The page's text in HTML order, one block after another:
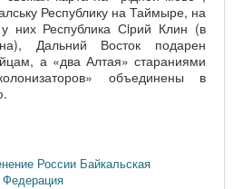
Республику на Таймыре, на
них Республика Сiрий Клин (в
Дальний Восток подарен
а «два Алтая» стараниями
объединены в
России Байкальская